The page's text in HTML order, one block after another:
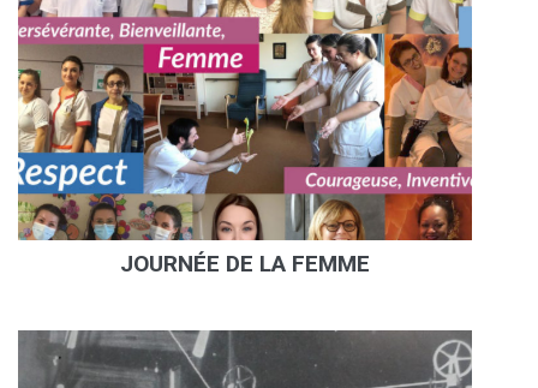
JOURNÉE DE LA FEMME